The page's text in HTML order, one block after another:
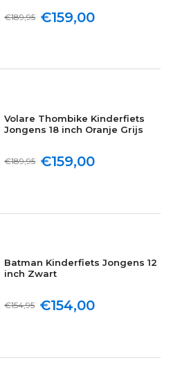
€159,00
€189,95
Volare Thombike Kinderfiets
Jongens 18 inch Oranje Grijs
€159,00
€189,95
Batman Kinderfiets Jongens 12
inch Zwart
€154,00
€154,95